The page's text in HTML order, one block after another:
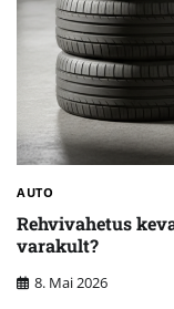
AUTO
Rehvivahetus
varakult?
8. Mai 2026